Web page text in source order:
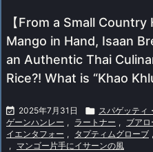
【From a Small Country
Mango in Hand, Isaan
an Authentic Thai
Rice?! What is “Khao
 2025年7月31日  スパゲッティ
ゲーンハンレー , ラートナー , ブアロ
イエンタフォー , タプティムグローブ ,
, マンゴー片手にイサーンの風